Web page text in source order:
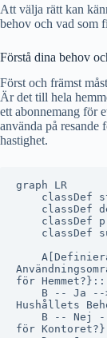
Att välja rätt kan
behov och vad som
Förstå dina behov
Först och främst
Är det till hela
ett abonnemang för
använda på
hastighet.
graph LR
classDef
classDef
classDef
classDef
för
B -- Ja
Hushållets
B -- Nej
för